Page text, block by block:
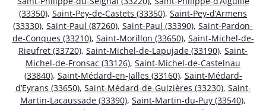
(33350), Saint-Pey-de-Castets (33350), Saint-Pey-d’Armens
(33330), Saint-Paul (87260), Saint-Paul (33390), Saint-Pardon-
de-Conques (33210), Saint-Morillon (33650), Saint-Michel-de-
Rieufret (33720), Saint-Michel-de-Lapujade (33190), Saint-
Michel-de-Fronsac (33126), Saint-Michel-de-Castelnau
(33840), Saint-Médard-en-Jalles (33160), Saint-Médard-
d’Eyrans (33650), Saint-Médard-de-Guizières (33230), Saint-
Martin-Lacaussade (33390), Saint-Martin-du-Puy (33540),